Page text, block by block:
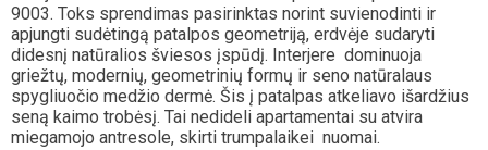
9003. Toks sprendimas pasirinktas norint suvienodinti ir
apjungti sudėtingą patalpos geometriją, erdvėje sudaryti
didesnį natūralios šviesos įspūdį. Interjere dominuoja
griežtų, modernių, geometrinių formų ir seno natūralaus
spygliuočio medžio dermė. Šis į patalpas atkeliavo išardžius
seną kaimo trobėsį. Tai nedideli apartamentai su atvira
miegamojo antresole, skirti trumpalaikei nuomai.